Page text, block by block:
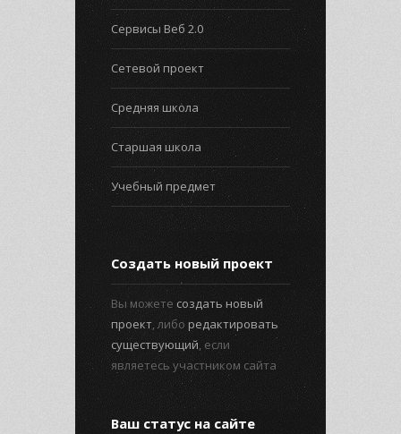
Сервисы Веб 2.0
Сетевой проект
Средняя школа
Старшая школа
Учебный предмет
Создать новый проект
Вы можете создать новый
проект, либо редактировать
существующий, если
являетесь участником сайта
Ваш статус на сайте